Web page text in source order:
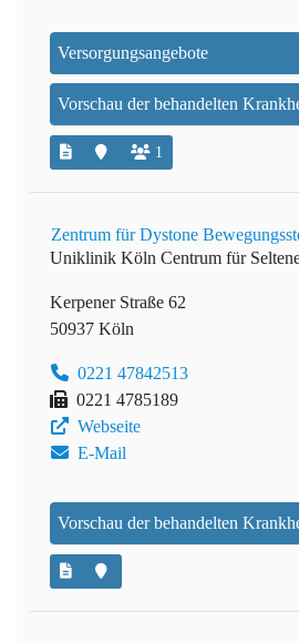
Versorgungsangebote
Vorschau der behandelten
1
Zentrum für Dystone
Uniklinik Köln Centrum für
Kerpener Straße 62
50937 Köln
0221 47842513
0221 4785189
Webseite
E-Mail
Vorschau der behandelten